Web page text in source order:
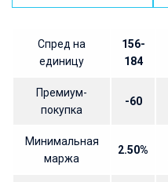
Спред на
единицу
156-
184
Премиум-
покупка
-60
Минимальная
маржа
2.50%